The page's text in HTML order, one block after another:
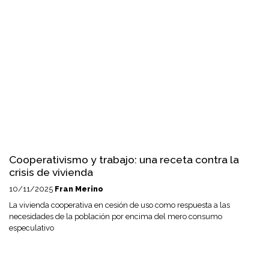
Cooperativismo y trabajo: una receta contra la
crisis de vivienda
10/11/2025 Fran Merino
La vivienda cooperativa en cesión de uso como respuesta a las
necesidades de la población por encima del mero consumo
especulativo